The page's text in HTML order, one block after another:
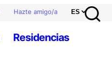
Hazte amigo/a
Residencias